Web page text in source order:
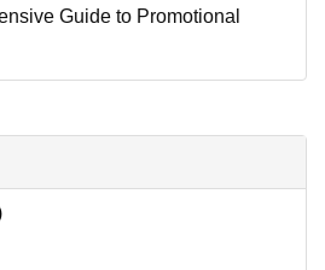
Guide to Promotional